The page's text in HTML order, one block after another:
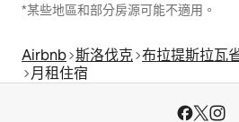
*某些地區和部分房源可能不適用。
Airbnb 斯洛伐克 布拉提斯拉瓦
月租住宿